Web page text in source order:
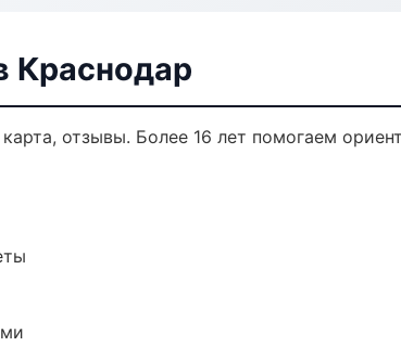
Краснодар
отзывы. Более 16 лет помогаем